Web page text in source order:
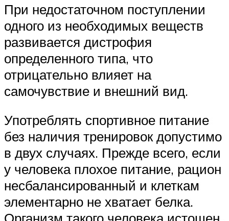
При недостаточном поступлении
одного из необходимых веществ
развивается дистрофия
определенного типа, что
отрицательно влияет на
самочувствие и внешний вид.
Употреблять спортивное питание
без наличия тренировок допустимо
в двух случаях. Прежде всего, если
у человека плохое питание, рацион
несбалансированный и клеткам
элементарно не хватает белка.